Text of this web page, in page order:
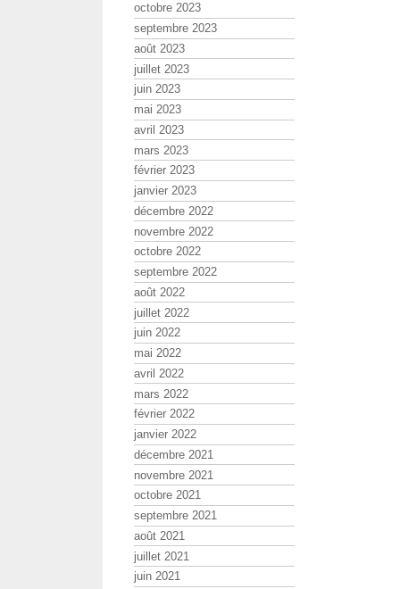
octobre 2023
septembre 2023
août 2023
juillet 2023
juin 2023
mai 2023
avril 2023
mars 2023
février 2023
janvier 2023
décembre 2022
novembre 2022
octobre 2022
septembre 2022
août 2022
juillet 2022
juin 2022
mai 2022
avril 2022
mars 2022
février 2022
janvier 2022
décembre 2021
novembre 2021
octobre 2021
septembre 2021
août 2021
juillet 2021
juin 2021